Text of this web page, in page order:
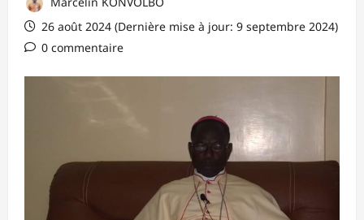
26 août 2024 (Dernière mise à jour: 9 septembre 2024)
0 commentaire